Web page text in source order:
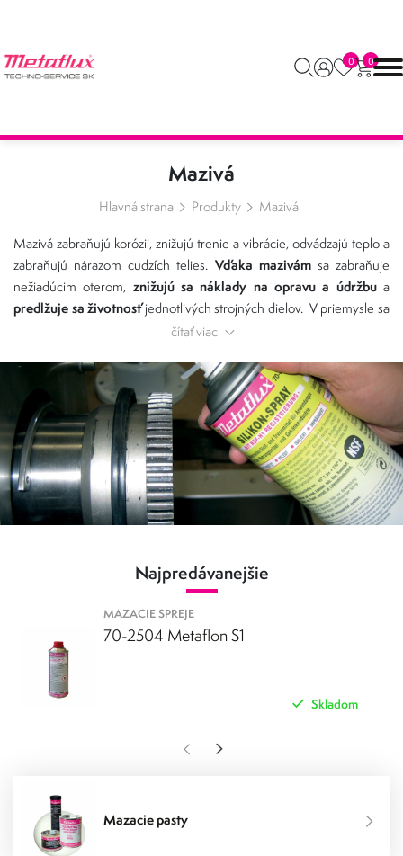
0 0
Mazivá
Hlavná strana Produkty Mazivá
Mazivá zabraňujú korózii, znižujú trenie a vibrácie, odvádzajú teplo a
zabraňujú nárazom cudzích telies. Vďaka mazivámsa zabraňuje
nežiadúcim oterom, znižujú sa náklady na opravu a údržbua
predlžuje sa životnosťjednotlivých strojných dielov. V priemysle sa
používajú rôzne druhy mazív, ktoré sú prispôsobené konkrétnym
ktoré súodolné voči vysokým teplotám a tlaku.
potravinárskompriemysle sa používajú mazivá, ktoré súnetoxické
a biologicky odbúrateľné.
čítať viac
Najpredávanejšie
MAZACIE SPREJE
70-2504 Metaflon S1
Skladom
Mazacie pasty